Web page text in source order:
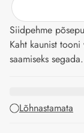
Siidpehme
Kaht kaunist
saamiseks
Lõhnastamata